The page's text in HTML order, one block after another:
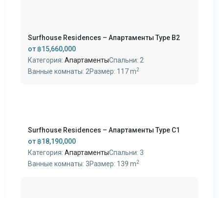
Surfhouse Residences – Апартаменты Type B2
от ฿15,660,000
Категория: АпартаментыСпальни: 2
Ванные комнаты: 2Размер: 117 m2
Surfhouse Residences – Апартаменты Type C1
от ฿18,190,000
Категория: АпартаментыСпальни: 3
Ванные комнаты: 3Размер: 139 m2